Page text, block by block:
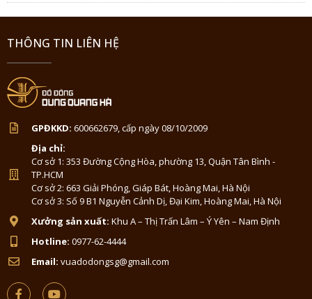
THÔNG TIN LIÊN HỆ
GPĐKKD: 600662679, cấp ngày 08/10/2009
Địa chỉ:
Cơ sở 1: 353 Đường Cộng Hòa, phường 13, Quận Tân Bình -
TP.HCM
Cơ sở 2: 663 Giải Phóng, Giáp Bát, Hoàng Mai, Hà Nội
Cơ sở 3: Số 9 B1 Nguyễn Cảnh Dị, Đại Kim, Hoàng Mai, Hà Nội
Xưởng sản xuất: Khu A – Thị Trấn Lâm – Ý Yên – Nam Định
Hotline: 0977-62-4444
Email: vuadodongsg@gmail.com